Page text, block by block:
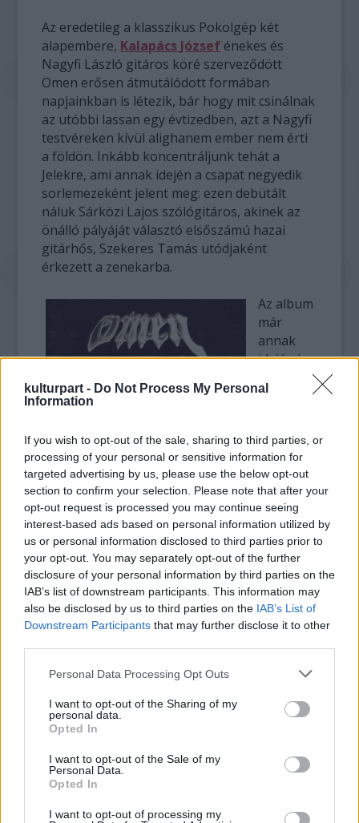
kulturpart - Do Not Process My Personal
Information
If you wish to opt-out of the sale, sharing to third parties, or
processing of your personal or sensitive information for
targeted advertising by us, please use the below opt-out
section to confirm your selection. Please note that after your
opt-out request is processed you may continue seeing
interest-based ads based on personal information utilized by
us or personal information disclosed to third parties prior to
your opt-out. You may separately opt-out of the further
disclosure of your personal information by third parties on the
IAB’s list of downstream participants. This information may
also be disclosed by us to third parties on the IAB’s List of
Downstream Participants that may further disclose it to other
Please note that this website/app uses one or more Google
not limited to your visit or usage behaviour. You may click to
grant or deny consent to Google and its third-party tags to
use your data for below specified purposes in below Google
consent section.
Personal Data Processing Opt Outs
I want to opt-out of the Sharing of my
personal data.
Opted In
I want to opt-out of the Sale of my
Personal Data.
Opted In
I want to opt-out of processing my
Az eredetileg a klasszikus Pokolgép két
alapembere, Kalapács József énekes és
Nagyfi László gitáros köré szerveződött
Omen erősen átmutálódott formában
napjainkban is létezik, bár hogy mit csinálnak
az utóbbi lassan egy évtizedben, azt a Nagyfi
testvéreken kívül alighanem ember nem érti
a földön. Inkább koncentráljunk tehát a
Jelekre, ami annak idején a csapat negyedik
sorlemezeként jelent meg: ezen debütált
náluk Sárközi Lajos szólógitáros, akinek az
önálló pályáját választó elsőszámú hazai
gitárhős, Szekeres Tamás utódjaként
érkezett a zenekarba.
Az album
már
annak
idején is
meglepett itthon mindenkit, aminek roppant
egyszerű oka van: a Jelek olyan szinten nem
következett az 1994-es magyar rockzenei
valóságból, hogy az ember voltaképpen ma is
azon agyal a hallgatása közben, miként
sikerült ezt így összerakniuk. Ráadásul éppen
akkor, a klasszikus rockzene történetének
legnagyobb válságidőszakában… Nem
gond lett volna, de az biztos, hogy ez volt a
zenekar legérettebb, legegységesebb
teljesítménye. Méghozzá olyannyira, hogy a
Jeleknek igazából a mai napig nincs komoly
vetélytársa, ha hazai heavy vagy power metal
albumokról beszélünk, ebből a szempontból
legfeljebb a Rudán Joe-féle Pokolgép másfél
évvel korábbi Vedd el ami jár lemezével lehet